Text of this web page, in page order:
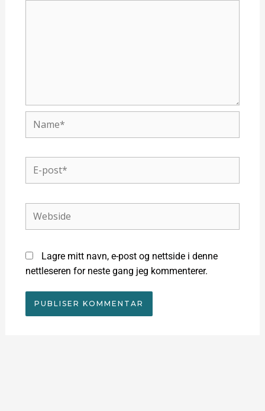
post*
Lagre mitt navn, e-post og nettside i denne
nettleseren for neste gang jeg kommenterer.